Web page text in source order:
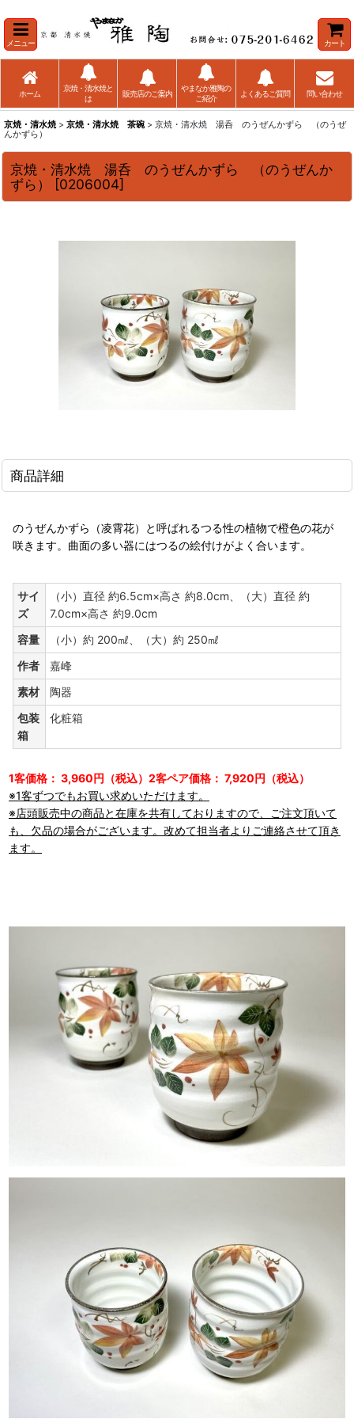
京焼・清水焼> 京焼・清水焼 茶碗 > 京焼・清水焼 湯呑 のうぜんかずら （のうぜ
んかずら）
メニュー カート
ホーム
京焼・清水焼と
は
販売店のご案内
やまなか雅陶の
ご紹介
よくあるご質問 問い合わせ
京焼・清水焼 湯呑 のうぜんかずら （のうぜんか
ずら）
[0206004]
商品詳細
のうぜんかずら（凌霄花）と呼ばれるつる性の植物で橙色の花が
咲きます。曲面の多い器にはつるの絵付けがよく合います。
サイ
ズ
（小）直径 約6.5cm×高さ 約8.0cm、（大）直径 約
7.0cm×高さ 約9.0cm
容量
（小）約 200㎖、（大）約 250㎖
作者
嘉峰
素材
陶器
包装
箱
化粧箱
1客価格： 3,960円（税込）2客ペア価格： 7,920円（税込）
※1客ずつでもお買い求めいただけます。
※店頭販売中の商品と在庫を共有しておりますので、ご注文頂いて
も、欠品の場合がございます。改めて担当者よりご連絡させて頂き
ます。